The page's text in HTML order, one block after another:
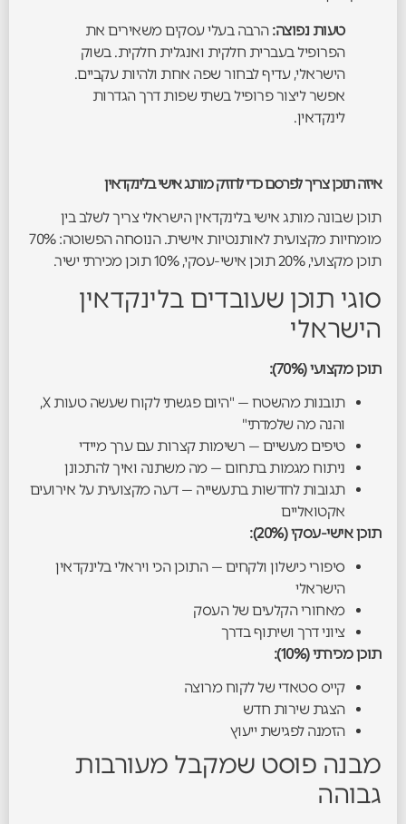
טעות נפוצה: הרבה בעלי עסקים משאירים את
הפרופיל בעברית חלקית ואנגלית חלקית. בשוק
הישראלי, עדיף לבחור שפה אחת ולהיות עקביים.
אפשר ליצור פרופיל בשתי שפות דרך הגדרות
לינקדאין.
איזה תוכן צריך לפרסם כדי לחזק מותג אישי בלינקדאין
תוכן שבונה מותג אישי בלינקדאין הישראלי צריך לשלב בין
מומחיות מקצועית לאותנטיות אישית. הנוסחה הפשוטה: 70%
תוכן מקצועי, 20% תוכן אישי-עסקי, 10% תוכן מכירתי ישיר.
סוגי תוכן שעובדים בלינקדאין
הישראלי
תוכן מקצועי (70%):
תובנות מהשטח — "היום פגשתי לקוח שעשה טעות X,
והנה מה שלמדתי"
טיפים מעשיים — רשימות קצרות עם ערך מיידי
ניתוח מגמות בתחום — מה משתנה ואיך להתכונן
תגובות לחדשות בתעשייה — דעה מקצועית על אירועים
אקטואליים
תוכן אישי-עסקי (20%):
סיפורי כישלון ולקחים — התוכן הכי ויראלי בלינקדאין
הישראלי
מאחורי הקלעים של העסק
ציוני דרך ושיתוף בדרך
תוכן מכירתי (10%):
קייס סטאדי של לקוח מרוצה
הצגת שירות חדש
הזמנה לפגישת ייעוץ
מבנה פוסט שמקבל מעורבות
גבוהה